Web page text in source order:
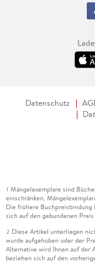
Datenschutz
1 Mängelexemplare sind
einschränken.
Die frühere Buchpreisbindung
sich auf den gebundenen
2 Diese Artikel unterliegen
wurde aufgehoben oder der
Alternative wird Ihnen auf der
beziehen sich auf den